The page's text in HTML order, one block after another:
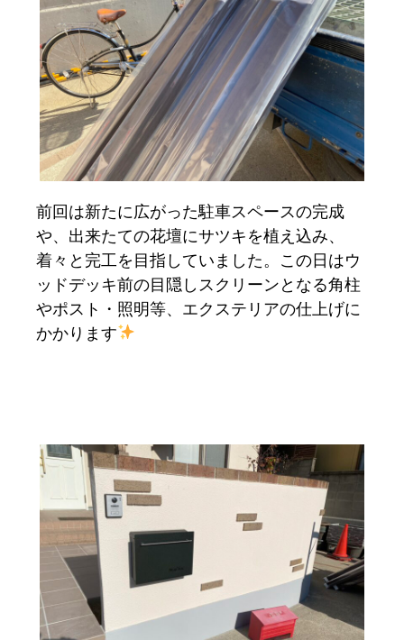
前回は新たに広がった駐車スペースの完成
や、出来たての花壇にサツキを植え込み、
着々と完工を目指していました。この日はウ
ッドデッキ前の目隠しスクリーンとなる角柱
やポスト・照明等、エクステリアの仕上げに
かかります